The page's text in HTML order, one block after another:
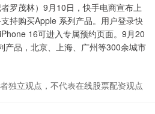
茂林）9月10日，快手电商宣布上
持购买Apple 系列产品。用户登录快
16可进入专属预约页面。9月20
产品，北京、上海、广州等300余城市
独立观点，不代表在线股票配资观点